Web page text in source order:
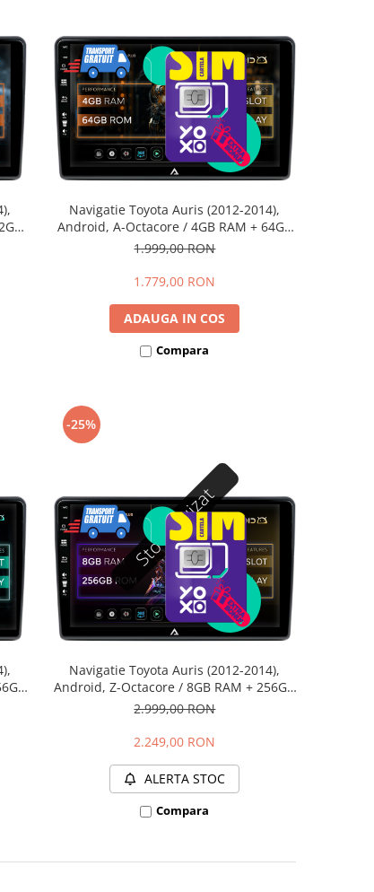
Navigatie Toyota Auris (2012-2014),
Android, A-Octacore / 4GB RAM + 64GB
ROM, 9 Inch - AD-BGA9004+AD-
1.999,00 RON
1.779,00 RON
ADAUGA IN COS
Compara
Stoc epuizat
-25%
Navigatie Toyota Auris (2012-2014),
Android, Z-Octacore / 8GB RAM + 256GB
ROM, 9 Inch - AD-BGZ9008+AD-
2.999,00 RON
2.249,00 RON
ALERTA STOC
Compara